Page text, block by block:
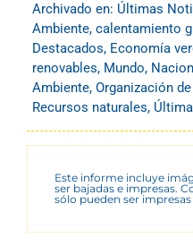
Archivado en: Últimas
Ambiente, calentamiento
Destacados, Economía
renovables, Mundo,
Ambiente, Organización
Recursos naturales,
Este informe incluye
ser bajadas e impresas.
sólo pueden ser